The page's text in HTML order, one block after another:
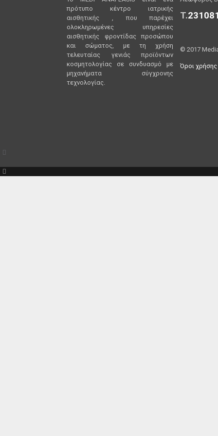
πρότυπο κέντρο ιατρικής
αισθητικής , που παρέχει
ολοκληρωμένες υπηρεσίες
αισθητικής φροντίδας προσώπου
και σώματος, με τη χρήση
τελευταίας γενιάς προϊόντων
κοσμητολογίας σε συνδυασμό με
μηχανήματα σύγχρονης
τεχνολογίας.
T.
©2017
Όροι